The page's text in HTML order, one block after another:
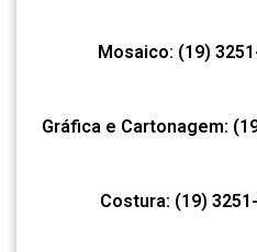
Mosaico: (19)
Gráfica e Cartonagem:
Costura: (19)